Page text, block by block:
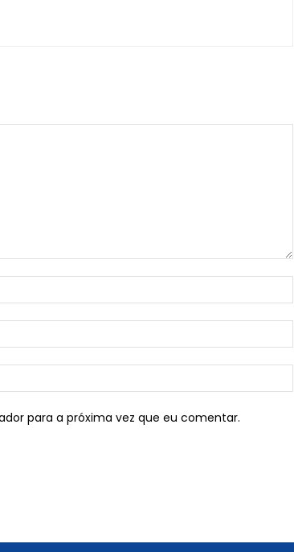
para a próxima vez que eu comentar.